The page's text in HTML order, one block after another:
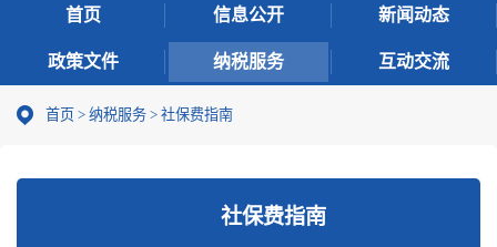
首页 信息公开 新闻动态
政策文件 纳税服务 互动交流
首页 > 纳税服务 > 社保费指南
社保费指南